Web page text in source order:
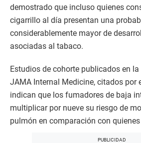
demostrado que incluso quienes
cigarrillo al día presentan una
considerablemente mayor de
asociadas al tabaco.
Estudios de cohorte publicados en
JAMA Internal Medicine, citados por
indican que los fumadores de baja
multiplicar por nueve su riesgo de
pulmón en comparación con